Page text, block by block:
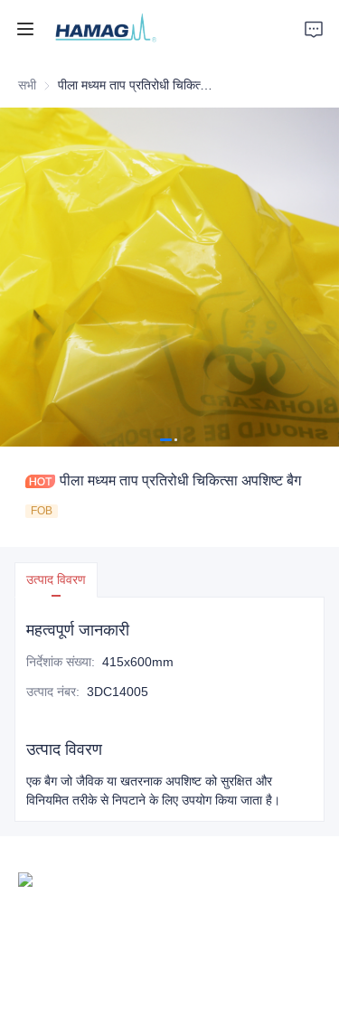
सभी पीला मध्यम ताप प्रतिरोधी चिकित्सा अपशिष्ट बैग
पीला मध्यम ताप प्रतिरोधी चिकित्सा अपशिष्ट बैग
FOB
उत्पाद विवरण
महत्वपूर्ण जानकारी
निर्देशांक संख्या: 415x600mm
उत्पाद नंबर: 3DC14005
उत्पाद विवरण
एक बैग जो जैविक या खतरनाक अपशिष्ट को सुरक्षित और
विनियमित तरीके से निपटाने के लिए उपयोग किया जाता है।
होम
हमारे बारे में
उत्पाद